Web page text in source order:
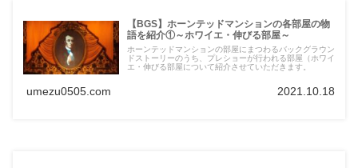
【BGS】ホーンテッドマンションの各部屋の物
語を紹介①～ホワイエ・伸びる部屋～
ホーンテッドマンションの部屋にまつわるバックグラウン
ドストーリーのうち、プレショーが行われる部屋（ホワイ
エ・伸びる部屋について紹介させていただきます。
umezu0505.com 2021.10.18